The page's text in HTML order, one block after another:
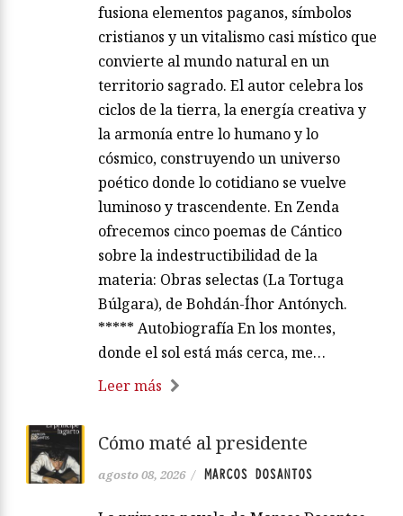
fusiona elementos paganos, símbolos
cristianos y un vitalismo casi místico que
convierte al mundo natural en un
territorio sagrado. El autor celebra los
ciclos de la tierra, la energía creativa y
la armonía entre lo humano y lo
cósmico, construyendo un universo
poético donde lo cotidiano se vuelve
luminoso y trascendente. En Zenda
ofrecemos cinco poemas de Cántico
sobre la indestructibilidad de la
materia: Obras selectas (La Tortuga
Búlgara), de Bohdán-Íhor Antónych.
***** Autobiografía En los montes,
donde el sol está más cerca, me…
Leer más
Cómo maté al presidente
agosto 08, 2026 / MARCOS DOSANTOS